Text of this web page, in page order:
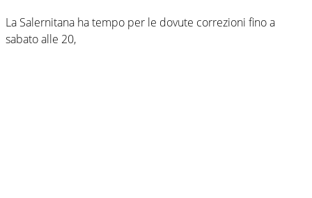
La Salernitana ha tempo per le dovute correzioni fino a
sabato alle 20,